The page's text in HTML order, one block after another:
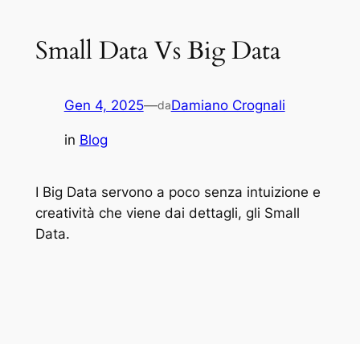
Small Data Vs Big Data
Gen 4, 2025—daDamiano Crognali
in Blog
I Big Data servono a poco senza intuizione e
creatività che viene dai dettagli, gli Small
Data.